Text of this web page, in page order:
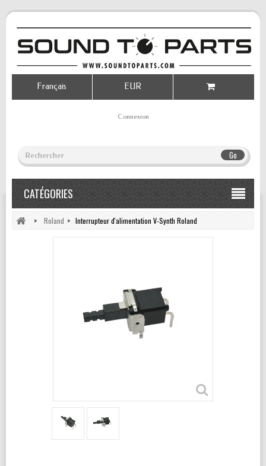
Go
Connexion
EUR
Français
CATÉGORIES
> Roland > Interrupteur d'alimentation V-Synth Roland